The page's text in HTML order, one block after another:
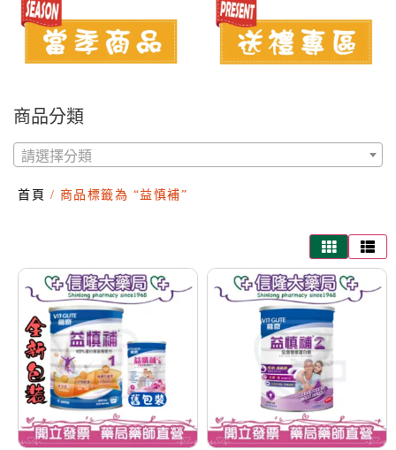
商品分類
請選擇分類
首頁 / 商品標籤為 “益慎補”